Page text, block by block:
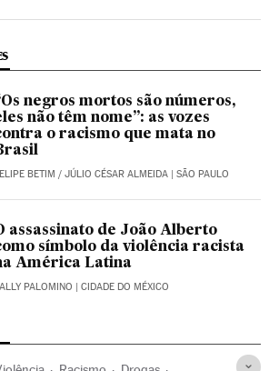
en Instagram
Brasil en Twitter
País Brasil en Facebook
negros mortos são números,
não têm nome”: as vozes
o racismo que mata no
BETIM / JÚLIO CÉSAR ALMEIDA | SÃO PAULO
assassinato de João Alberto
símbolo da violência racista
América Latina
PALOMINO | CIDADE DO MÉXICO